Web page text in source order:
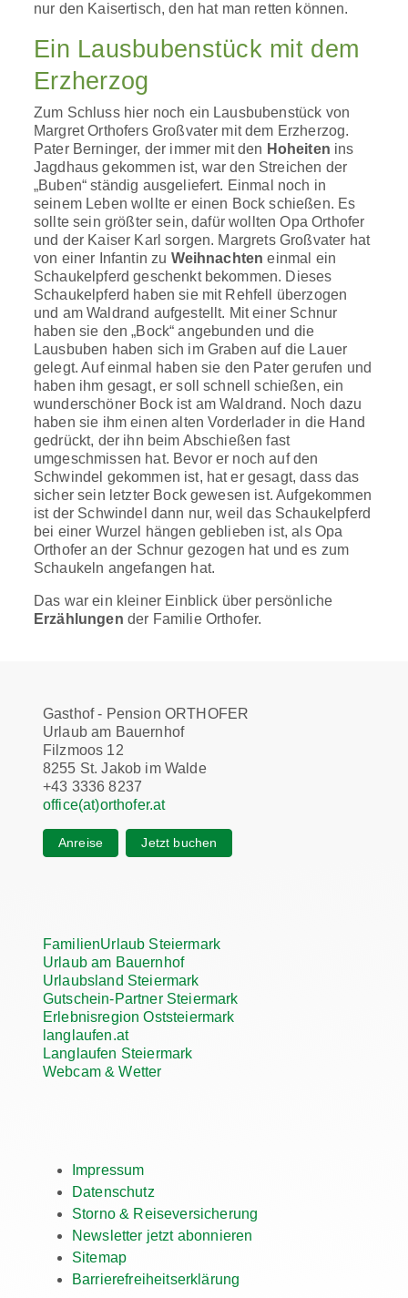
nur den Kaisertisch, den hat man retten können.
Ein Lausbubenstück mit dem
Erzherzog
Zum Schluss hier noch ein Lausbubenstück von
Margret Orthofers Großvater mit dem Erzherzog.
Pater Berninger, der immer mit den Hoheiten ins
Jagdhaus gekommen ist, war den Streichen der
„Buben“ ständig ausgeliefert. Einmal noch in
seinem Leben wollte er einen Bock schießen. Es
sollte sein größter sein, dafür wollten Opa Orthofer
und der Kaiser Karl sorgen. Margrets Großvater hat
von einer Infantin zu Weihnachten einmal ein
Schaukelpferd geschenkt bekommen. Dieses
Schaukelpferd haben sie mit Rehfell überzogen
und am Waldrand aufgestellt. Mit einer Schnur
haben sie den „Bock“ angebunden und die
Lausbuben haben sich im Graben auf die Lauer
gelegt. Auf einmal haben sie den Pater gerufen und
haben ihm gesagt, er soll schnell schießen, ein
wunderschöner Bock ist am Waldrand. Noch dazu
haben sie ihm einen alten Vorderlader in die Hand
gedrückt, der ihn beim Abschießen fast
umgeschmissen hat. Bevor er noch auf den
Schwindel gekommen ist, hat er gesagt, dass das
sicher sein letzter Bock gewesen ist. Aufgekommen
ist der Schwindel dann nur, weil das Schaukelpferd
bei einer Wurzel hängen geblieben ist, als Opa
Orthofer an der Schnur gezogen hat und es zum
Schaukeln angefangen hat.
Das war ein kleiner Einblick über persönliche
Erzählungen der Familie Orthofer.
Gasthof - Pension ORTHOFER
Urlaub am Bauernhof
Filzmoos 12
8255 St. Jakob im Walde
+43 3336 8237
office(at)orthofer.at
Anreise Jetzt buchen
FamilienUrlaub Steiermark
Urlaub am Bauernhof
Urlaubsland Steiermark
Gutschein-Partner Steiermark
Erlebnisregion Oststeiermark
langlaufen.at
Langlaufen Steiermark
Webcam & Wetter
Impressum
Datenschutz
Storno & Reiseversicherung
Newsletter jetzt abonnieren
Sitemap
Barrierefreiheitserklärung